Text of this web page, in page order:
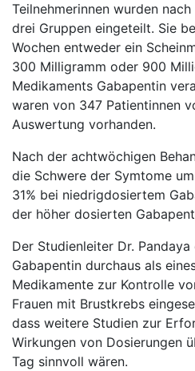
Teilnehmerinnen wurden
drei Gruppen eingeteilt. Sie
Wochen entweder ein
300 Milligramm oder 900
Medikaments Gabapentin
waren von 347 Patientinnen
Auswertung vorhanden.
Nach der achtwöchigen
die Schwere der Symtome
31% bei niedrigdosiertem
der höher dosierten
Der Studienleiter Dr.
Gabapentin durchaus als
Medikamente zur Kontrolle
Frauen mit Brustkrebs
dass weitere Studien zur
Wirkungen von Dosierungen
Tag sinnvoll wären.